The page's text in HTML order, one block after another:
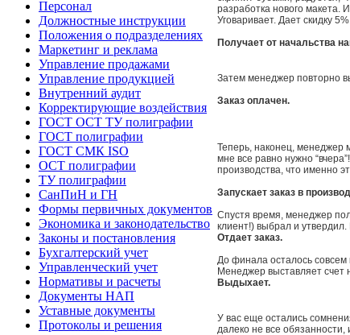
Персонал
Должностные инструкции
Положения о подразделениях
Маркетинг и реклама
Управление продажами
Управление продукцией
Внутренний аудит
Корректирующие воздействия
ГОСТ ОСТ ТУ полиграфии
ГОСТ полиграфии
ГОСТ СМК ISO
ОСТ полиграфии
ТУ полиграфии
СанПиН и ГН
Формы первичных документов
Экономика и законодательство
Законы и постановления
Бухгалтерский учет
Управленческий учет
Нормативы и расчеты
Документы НАП
Уставные документы
Протоколы и решения
разработка нового макета.
Уговаривает. Дает скидку
Получает от начальства
Затем менеджер повторно
Заказ оплачен.
Теперь, наконец, менеджер
мне все равно нужно
производства, что именно
Запускает заказ в
Спустя время, менеджер
клиент!) выбрал и
Отдает заказ.
До финала осталось совсем
Менеджер выставляет счет
Выдыхает.
У вас еще остались
далеко не все обязанности,